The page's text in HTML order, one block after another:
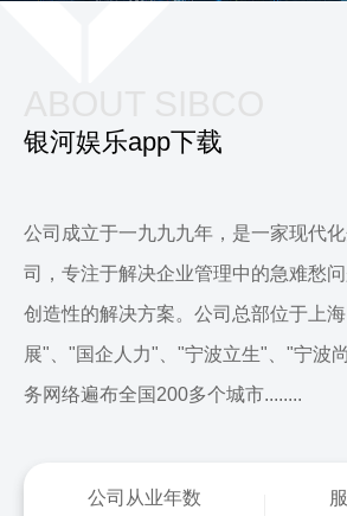
银河娱乐app下载
公司成立于一九九九年，是一家现代
司，专注于解决企业管理中的急难愁问
创造性的解决方案。公司总部位于上
展"、"国企人力"、"宁波立生"、"宁波
务网络遍布全国200多个城市........
公司从业年数